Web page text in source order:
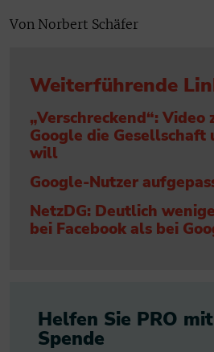
Von Norbert Schäfer
Weiterführende
„Verschreckend“: Video
Google die Gesellschaft
will
Google-Nutzer
NetzDG: Deutlich
bei Facebook als bei
Helfen Sie PRO
Spende